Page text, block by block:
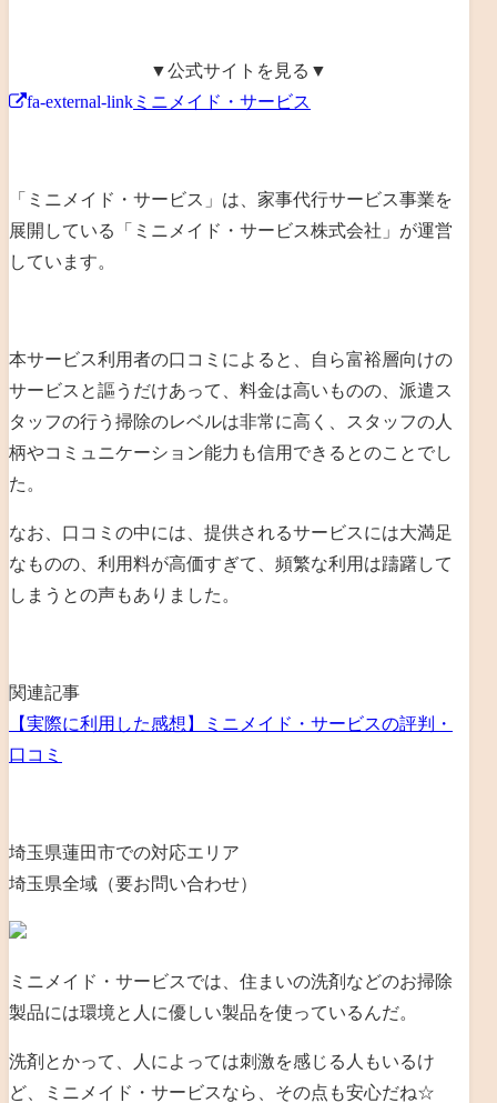
▼公式サイトを見る▼
fa-external-link ミニメイド・サービス
「ミニメイド・サービス」は、家事代行サービス事業を
展開している「ミニメイド・サービス株式会社」が運営
しています。
本サービス利用者の口コミによると、自ら富裕層向けの
サービスと謳うだけあって、料金は高いものの、派遣ス
タッフの行う掃除のレベルは非常に高く、スタッフの人
柄やコミュニケーション能力も信用できるとのことでし
た。
なお、口コミの中には、提供されるサービスには大満足
なものの、利用料が高価すぎて、頻繁な利用は躊躇して
しまうとの声もありました。
関連記事
【実際に利用した感想】ミニメイド・サービスの評判・
口コミ
埼玉県蓮田市での対応エリア
埼玉県全域（要お問い合わせ）
ミニメイド・サービスでは、住まいの洗剤などのお掃除
製品には環境と人に優しい製品を使っているんだ。
洗剤とかって、人によっては刺激を感じる人もいるけ
ど、ミニメイド・サービスなら、その点も安心だね☆